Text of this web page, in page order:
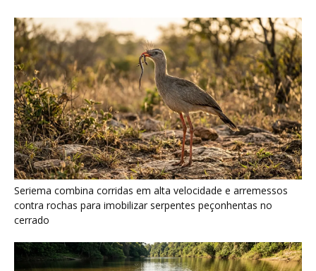
Seriema combina corridas em alta velocidade e arremessos
contra rochas para imobilizar serpentes peçonhentas no
cerrado